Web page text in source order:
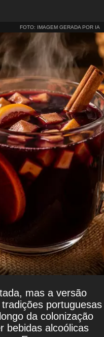
FOTO: IMAGEM GERADA POR IA
mas a versão
portuguesas
da colonização
bebidas alcoólicas